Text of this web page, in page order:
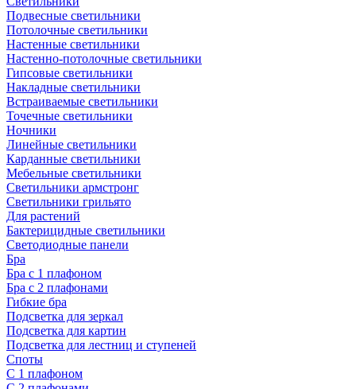
Подвесные светильники
Потолочные светильники
Настенные светильники
Настенно-потолочные светильники
Гипсовые светильники
Накладные светильники
Встраиваемые светильники
Точечные светильники
Ночники
Линейные светильники
Карданные светильники
Мебельные светильники
Светильники армстронг
Светильники грильято
Для растений
Бактерицидные светильники
Светодиодные панели
Бра
Бра с 1 плафоном
Бра с 2 плафонами
Гибкие бра
Подсветка для зеркал
Подсветка для картин
Подсветка для лестниц и ступеней
Споты
С 1 плафоном